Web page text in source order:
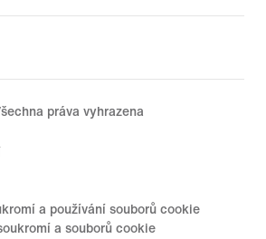
práva vyhrazena
a používání souborů cookie
a souborů cookie